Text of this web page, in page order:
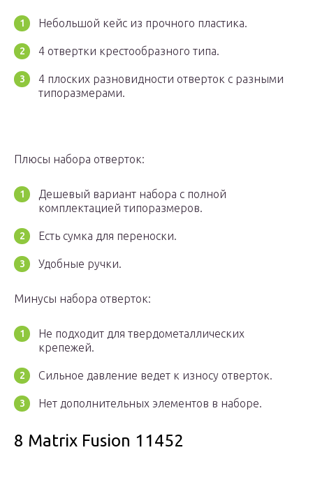
Небольшой кейс из прочного пластика.
4 отвертки крестообразного типа.
4 плоских разновидности отверток с разными
типоразмерами.
Плюсы набора отверток:
Дешевый вариант набора с полной
комплектацией типоразмеров.
Есть сумка для переноски.
Удобные ручки.
Минусы набора отверток:
Не подходит для твердометаллических
крепежей.
Сильное давление ведет к износу отверток.
Нет дополнительных элементов в наборе.
8 Matrix Fusion 11452